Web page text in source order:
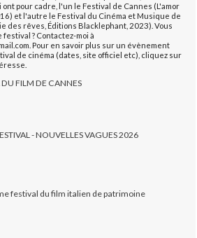
pour cadre, l'un le Festival de Cannes (L'amor
et l'autre le Festival du Cinéma et Musique de
des rêves, Éditions Blacklephant, 2023). Vous
? Contactez-moi à
Pour en savoir plus sur un évènement
de cinéma (dates, site officiel etc), cliquez sur
FILM DE CANNES
- NOUVELLES VAGUES 2026
festival du film italien de patrimoine